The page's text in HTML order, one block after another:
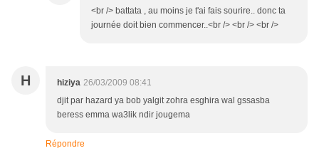
<br /> battata , au moins je t'ai fais sourire.. donc ta
journée doit bien commencer..<br /> <br /> <br />
H hiziya 26/03/2009 08:41
djit par hazard ya bob yalgit zohra esghira wal gssasba
beress emma wa3lik ndir jougema
Répondre